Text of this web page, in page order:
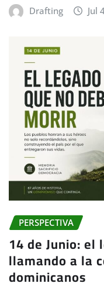
Drafting Jul
PERSPECTIVA
14 de Junio: el
llamando a la
dominicanos